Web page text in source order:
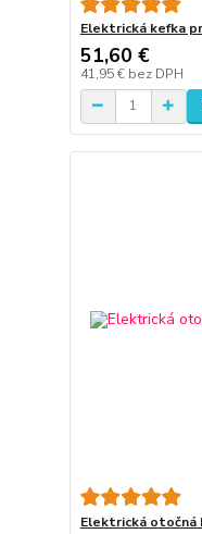
Elektrická kefka
51,60 €
41,95 € bez DPH
Elektrická otočná